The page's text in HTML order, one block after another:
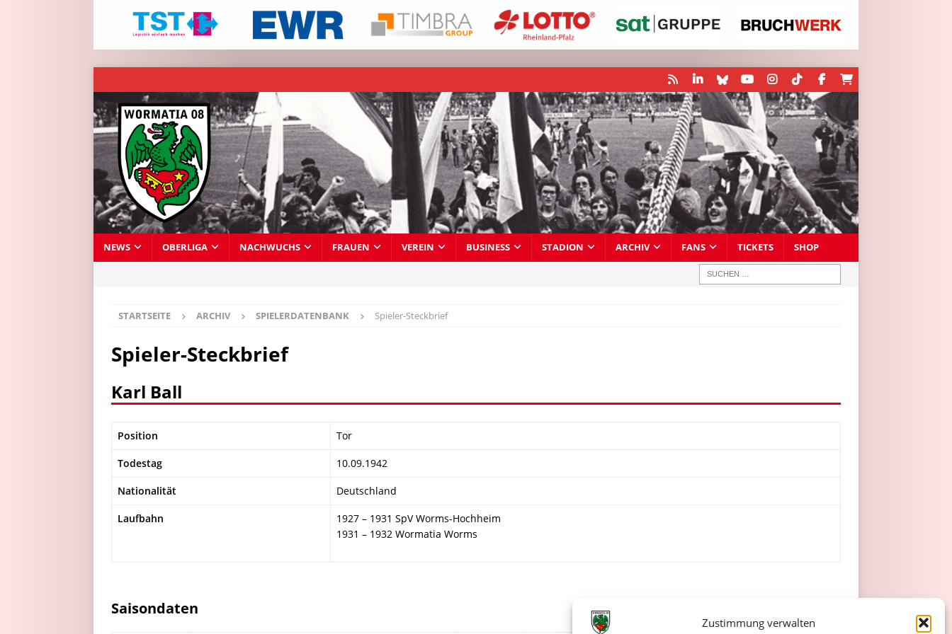
Zustimmung verwalten
NEWS OBERLIGA NACHWUCHS FRAUEN VEREIN BUSINESS STADION ARCHIV FANS TICKETS SHOP
STARTSEITE ARCHIV SPIELERDATENBANK Spieler-Steckbrief
Spieler-Steckbrief
Karl Ball
Position Tor
Todestag 10.09.1942
Nationalität Deutschland
Laufbahn
1927 – 1931 SpV Worms-Hochheim
1931 – 1932 Wormatia Worms
Saisondaten